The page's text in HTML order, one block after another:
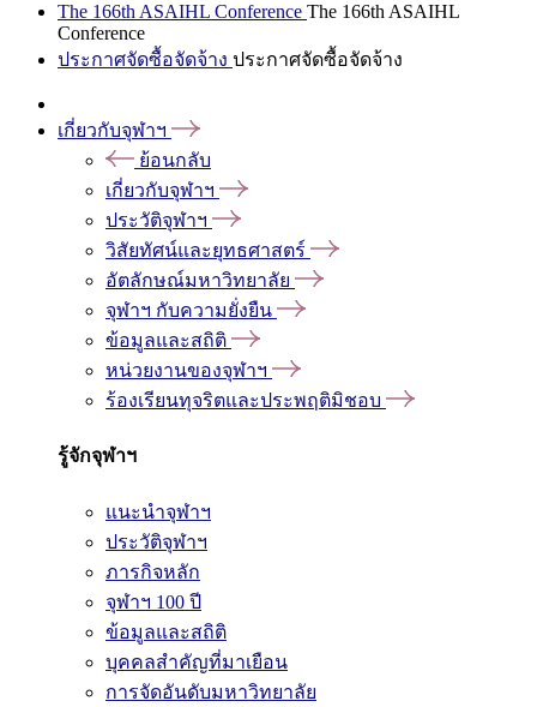
The 166th ASAIHL Conference The 166th ASAIHL
Conference
ประกาศจัดซื้อจัดจ้าง ประกาศจัดซื้อจัดจ้าง
เกี่ยวกับจุฬาฯ
ย้อนกลับ
เกี่ยวกับจุฬาฯ
ประวัติจุฬาฯ
วิสัยทัศน์และยุทธศาสตร์
อัตลักษณ์มหาวิทยาลัย
จุฬาฯ กับความยั่งยืน
ข้อมูลและสถิติ
หน่วยงานของจุฬาฯ
ร้องเรียนทุจริตและประพฤติมิชอบ
รู้จักจุฬาฯ
แนะนำจุฬาฯ
ประวัติจุฬาฯ
ภารกิจหลัก
จุฬาฯ 100 ปี
ข้อมูลและสถิติ
บุคคลสำคัญที่มาเยือน
การจัดอันดับมหาวิทยาลัย